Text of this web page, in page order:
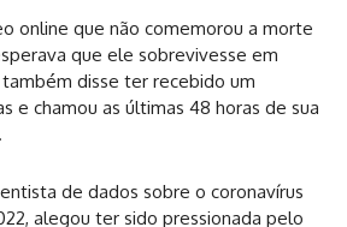
online que não comemorou a morte
que ele sobrevivesse em
disse ter recebido um
e chamou as últimas 48 horas de sua
de dados sobre o coronavírus
alegou ter sido pressionada pelo